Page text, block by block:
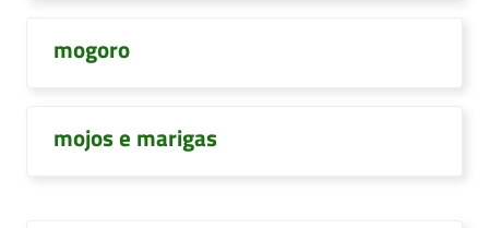
mogoro
mojos e marigas